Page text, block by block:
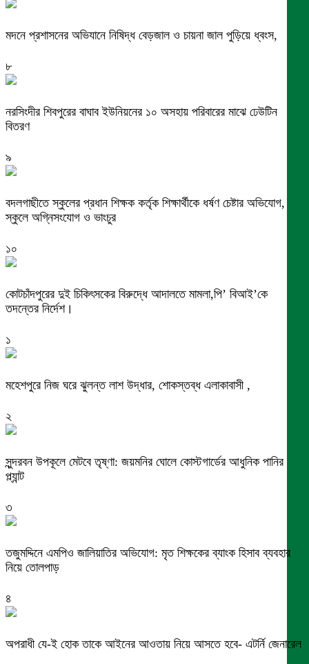
মদনে প্রশাসনের অভিযানে নিষিদ্ধ বেড়জাল ও চায়না জাল পুড়িয়ে ধ্বংস,
৮
নরসিংদীর শিবপুরের বাঘাব ইউনিয়নের ১০ অসহায় পরিবারের মাঝে ঢেউটিন
বিতরণ
৯
বদলগাছীতে স্কুলের প্রধান শিক্ষক কর্তৃক শিক্ষার্থীকে ধর্ষণ চেষ্টার অভিযোগ,
স্কুলে অগ্নিসংযোগ ও ভাংচুর
১০
কোটচাঁদপুরের দুই চিকিৎসকের বিরুদ্ধে আদালতে মামলা,পি’ বিআই’কে
তদন্তের নির্দেশ।
১
মহেশপুরে নিজ ঘরে ঝুলন্ত লাশ উদ্ধার, শোকস্তব্ধ এলাকাবাসী ,
২
সুন্দরবন উপকূলে মেটবে তৃষ্ণা: জয়মনির ঘোলে কোস্টগার্ডের আধুনিক পানির
প্ল্যান্ট
৩
তজুমদ্দিনে এমপিও জালিয়াতির অভিযোগ: মৃত শিক্ষকের ব্যাংক হিসাব ব্যবহার
নিয়ে তোলপাড়
৪
অপরাধী যে-ই হোক তাকে আইনের আওতায় নিয়ে আসতে হবে- এটর্নি জেনারেল